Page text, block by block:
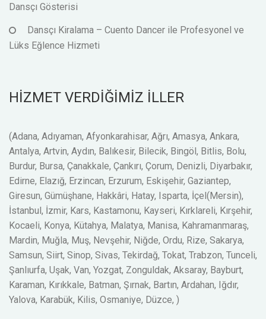
Dansçı Gösterisi
Dansçı Kiralama – Cuento Dancer ile Profesyonel ve
Lüks Eğlence Hizmeti
HİZMET VERDİĞİMİZ İLLER
(Adana, Adıyaman, Afyonkarahisar, Ağrı, Amasya, Ankara,
Antalya, Artvin, Aydın, Balıkesir, Bilecik, Bingöl, Bitlis, Bolu,
Burdur, Bursa, Çanakkale, Çankırı, Çorum, Denizli, Diyarbakır,
Edirne, Elazığ, Erzincan, Erzurum, Eskişehir, Gaziantep,
Giresun, Gümüşhane, Hakkâri, Hatay, Isparta, İçel(Mersin),
İstanbul, İzmir, Kars, Kastamonu, Kayseri, Kırklareli, Kırşehir,
Kocaeli, Konya, Kütahya, Malatya, Manisa, Kahramanmaraş,
Mardin, Muğla, Muş, Nevşehir, Niğde, Ordu, Rize, Sakarya,
Samsun, Siirt, Sinop, Sivas, Tekirdağ, Tokat, Trabzon, Tunceli,
Şanlıurfa, Uşak, Van, Yozgat, Zonguldak, Aksaray, Bayburt,
Karaman, Kırıkkale, Batman, Şırnak, Bartın, Ardahan, Iğdır,
Yalova, Karabük, Kilis, Osmaniye, Düzce, )